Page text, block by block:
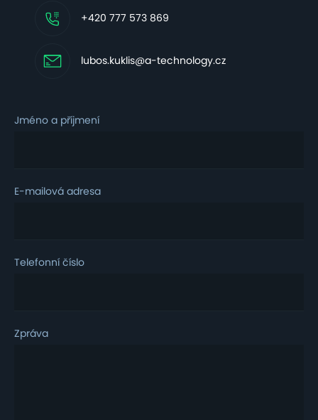
+420 777 573 869
lubos.kuklis@a-technology.cz
Jméno a příjmení
E-mailová adresa
Telefonní číslo
Zpráva